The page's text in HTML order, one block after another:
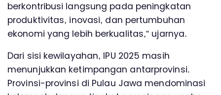
berkontribusi langsung pada peningkatan
produktivitas, inovasi, dan pertumbuhan
ekonomi yang lebih berkualitas,” ujarnya.
Dari sisi kewilayahan, IPU 2025 masih
menunjukkan ketimpangan antarprovinsi.
Provinsi-provinsi di Pulau Jawa mendominasi